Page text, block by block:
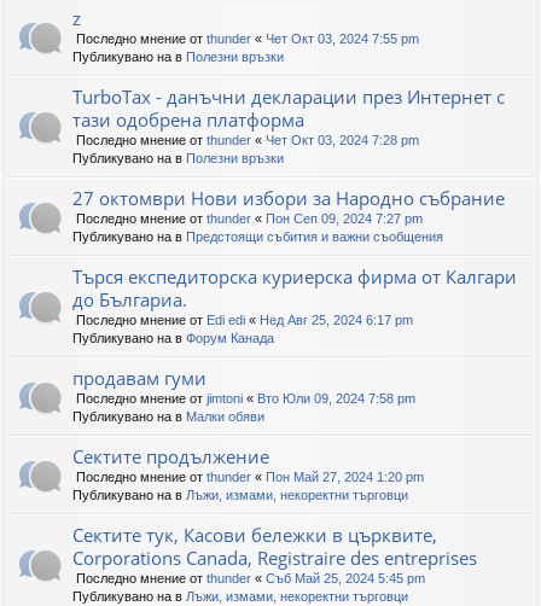
z
Последно мнение от thunder « Чет Окт 03, 2024 7:55 pm
Публикувано на в Полезни връзки
TurboTax - данъчни декларации през Интернет с
тази одобрена платформа
Последно мнение от thunder « Чет Окт 03, 2024 7:28 pm
Публикувано на в Полезни връзки
27 октомври Нови избори за Народно събрание
Последно мнение от thunder « Пон Сеп 09, 2024 7:27 pm
Публикувано на в Предстоящи събития и важни съобщения
Търся експедиторска куриерска фирма от Калгари
до Българиа.
Последно мнение от Edi edi « Нед Авг 25, 2024 6:17 pm
Публикувано на в Форум Канада
продавам гуми
Последно мнение от jimtoni « Вто Юли 09, 2024 7:58 pm
Публикувано на в Малки обяви
Сектите продължение
Последно мнение от thunder « Пон Май 27, 2024 1:20 pm
Публикувано на в Лъжи, измами, некоректни търговци
Сектите тук, Касови бележки в църквите,
Corporations Canada, Registraire des entreprises
Последно мнение от thunder « Съб Май 25, 2024 5:45 pm
Публикувано на в Лъжи, измами, некоректни търговци